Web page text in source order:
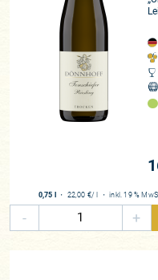
0,75 l ・ 22,00 €/ l ・inkl. 19 %
- +